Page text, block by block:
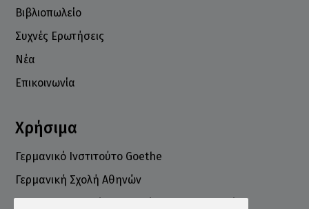
Βιβλιοπωλείο
Συχνές Ερωτήσεις
Νέα
Επικοινωνία
Χρήσιμα
Γερμανικό Ινστιτούτο Goethe
Γερμανική Σχολή Αθηνών